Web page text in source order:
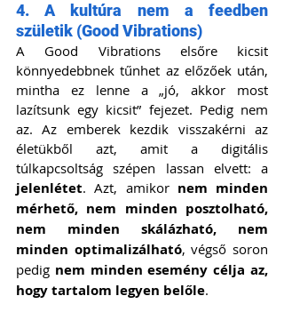
4. A kultúra nem a feedben
születik (Good Vibrations)
A Good Vibrations elsőre kicsit
könnyedebbnek tűnhet az előzőek után,
mintha ez lenne a „jó, akkor most
lazítsunk egy kicsit” fejezet. Pedig nem
az. Az emberek kezdik visszakérni az
életükből azt, amit a digitális
jelenlétet. Azt, amikor nem minden
mérhető, nem minden posztolható,
nem minden skálázható, nem
minden optimalizálható, végső soron
pedig nem minden esemény célja az,
hogy tartalom legyen belőle.